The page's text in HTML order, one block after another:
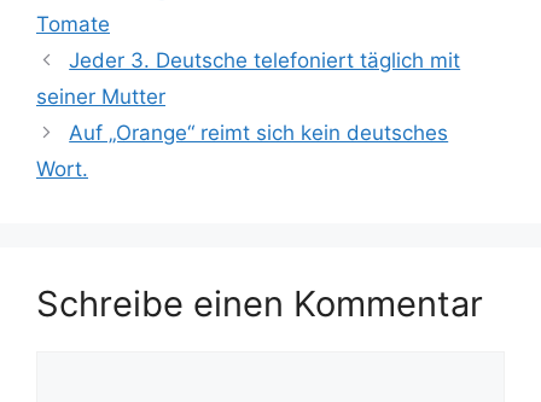
Tomate
Jeder 3. Deutsche telefoniert täglich mit
seiner Mutter
Auf „Orange“ reimt sich kein deutsches
Wort.
Schreibe einen Kommentar